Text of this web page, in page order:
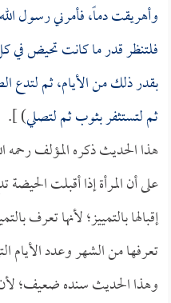
وأهريقت دماً، فأمرني رسول
فلتنظر قدر ما كانت تحيض في
بقدر ذلك من الأيام، ثم لتدع
ثم لتستثفر بثوب ثم لتصلي) ].
هذا الحديث ذكره المؤلف رحمه
على أن المرأة إذا أقبلت
إقبالها بالتمييز؛ لأنها تعرف
تعرفها من الشهر وعدد الأيام
وهذا الحديث سنده ضعيف؛